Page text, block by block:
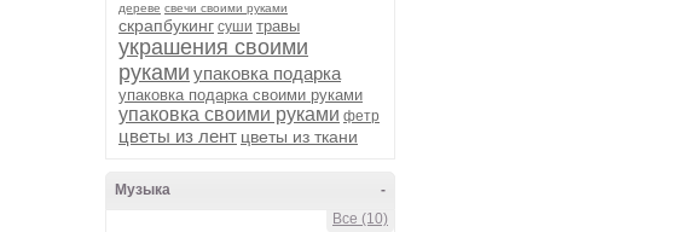
дереве свечи своими руками
скрапбукинг суши травы
украшения своими
руками упаковка подарка
упаковка подарка своими руками
упаковка своими руками фетр
цветы из лент цветы из ткани
-
Музыка
Все (10)